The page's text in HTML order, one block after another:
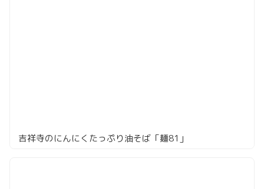
吉祥寺のにんにくたっぷり油そば「麺81」